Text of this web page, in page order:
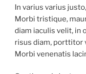
In varius varius
Morbi tristique,
diam iaculis velit, in
risus diam, porttitor
Morbi venenatis